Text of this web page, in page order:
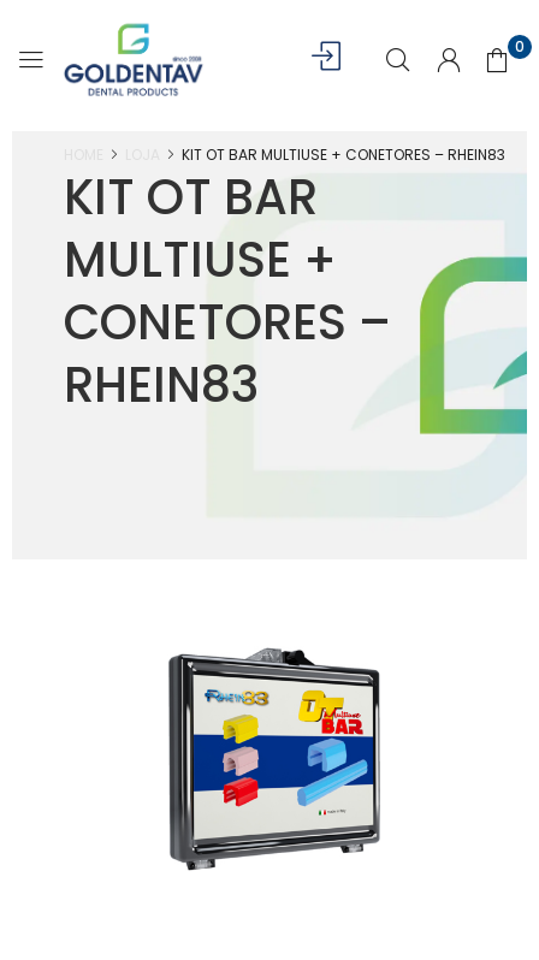
0
KIT OT BAR
MULTIUSE +
CONETORES –
RHEIN83
KIT OT BAR MULTIUSE + CONETORES – RHEIN83